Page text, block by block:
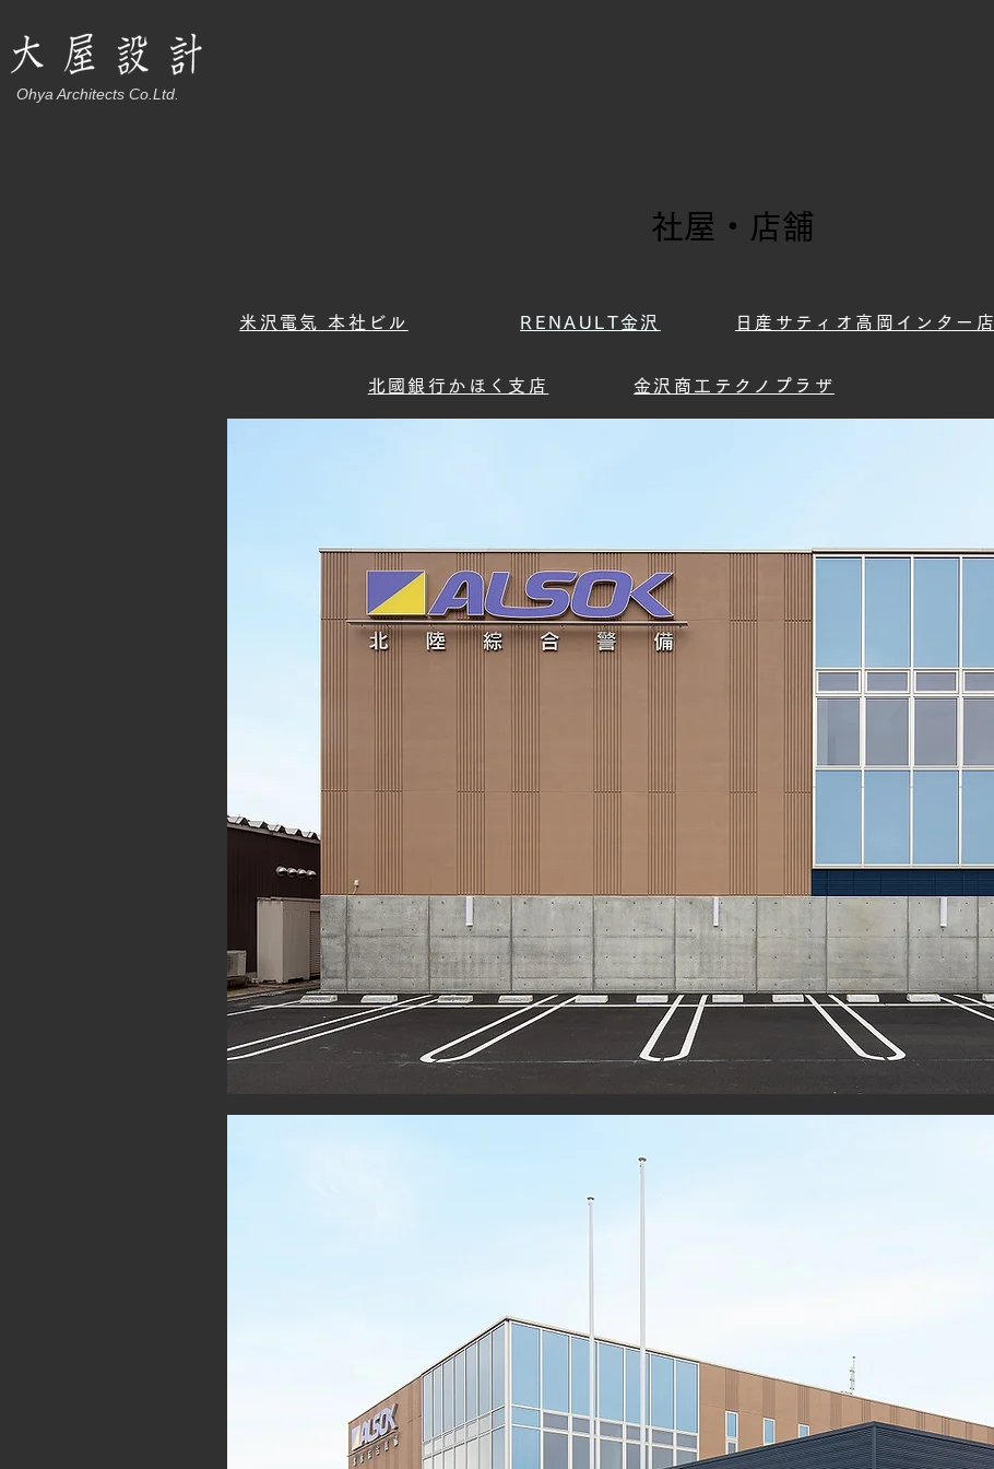
Ohya Architects Co.Ltd.
社屋・店舗
米沢電気 本社ビル RENAULT金沢 日産サティオ高岡インター店
北國銀行かほく支店 金沢商工テクノプラザ